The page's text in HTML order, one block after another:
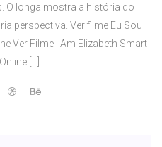
O longa mostra a história do
perspectiva. Ver filme Eu Sou
Ver Filme I Am Elizabeth Smart
[…]